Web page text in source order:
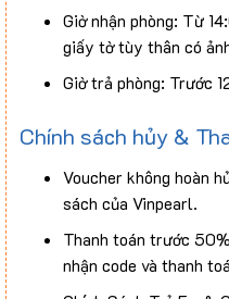
Giờ nhận phòng: Từ
giấy tờ tùy thân có
Giờ trả phòng: Trước
Chính sách hủy &
Voucher không hoàn
sách của Vinpearl.
Thanh toán trước
nhận code và thanh